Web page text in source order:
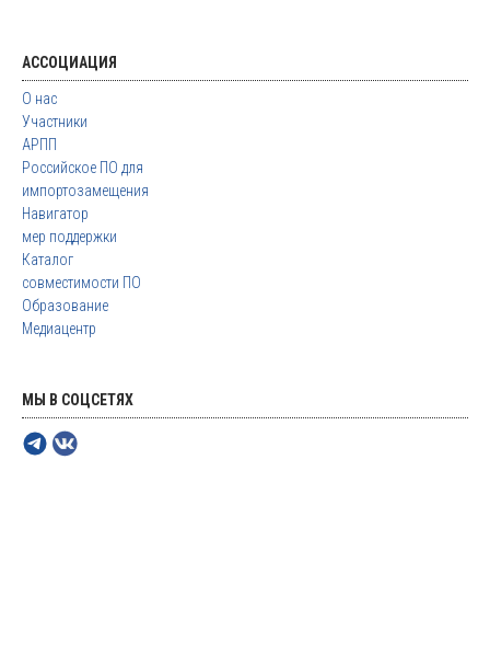
АССОЦИАЦИЯ
О нас
Участники
АРПП
Российское ПО для
импортозамещения
Навигатор
мер поддержки
Каталог
совместимости ПО
Образование
Медиацентр
МЫ В СОЦСЕТЯХ